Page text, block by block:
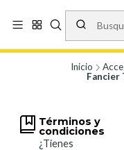
Vísita nuestro local en Los
19.00, Sábados 10:00 a 19:00
Inicio
Fancier
Términos y
condiciones
¿Tienes